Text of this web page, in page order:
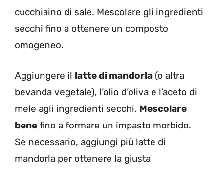
cucchiaino di sale. Mescolare gli ingredienti
secchi fino a ottenere un composto
omogeneo.
Aggiungere il latte di mandorla (o altra
bevanda vegetale), l’olio d’oliva e l’aceto di
mele agli ingredienti secchi. Mescolare
bene fino a formare un impasto morbido.
Se necessario, aggiungi più latte di
mandorla per ottenere la giusta